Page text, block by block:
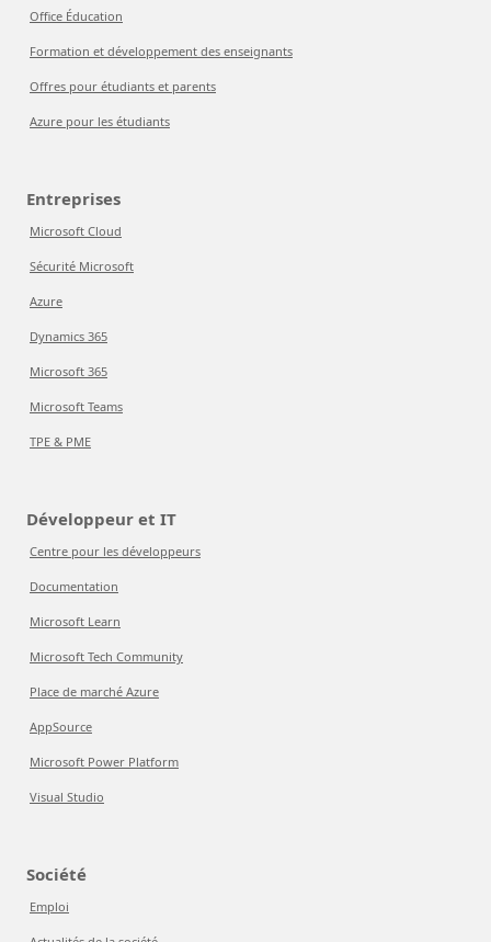
Office Éducation
Formation et développement des enseignants
Offres pour étudiants et parents
Azure pour les étudiants
Entreprises
Microsoft Cloud
Sécurité Microsoft
Azure
Dynamics 365
Microsoft 365
Microsoft Teams
TPE & PME
Développeur et IT
Centre pour les développeurs
Documentation
Microsoft Learn
Microsoft Tech Community
Place de marché Azure
AppSource
Microsoft Power Platform
Visual Studio
Société
Emploi